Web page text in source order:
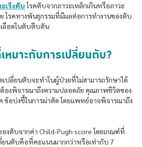
เร็งตับโรคตับจากภาวะเหล็กเกินหรือภาวะ
ย โรคทางพันธุกรรมที่มีผลต่อการทำงานของตับ
ลือดในตับตีบตัน
หมาะกับการเปลี่ยนตับ?
ปลี่ยนตับจะทำในผู้ป่วยที่ไม่สามารถรักษาได้
องพิจารณาถึงความปลอดภัย คุณภาพชีวิตของ
ข้อบ่งชี้ในการผ่าตัด โดยแพทย์อาจพิจารณาถึง
องตับจากค่า Child-Pugh score โดยเกณฑ์ที่
ยนตับคือที่คะแนนมากกว่าหรือเท่ากับ 7